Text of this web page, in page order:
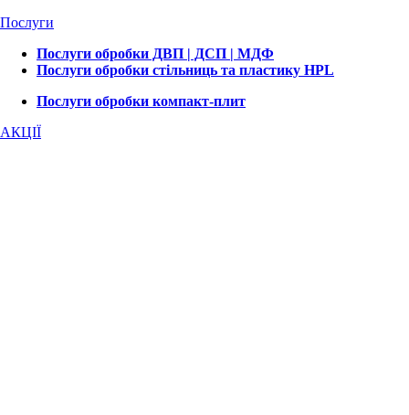
Послуги
Послуги обробки ДВП | ДСП | МДФ
Послуги обробки стільниць та пластику HPL
Послуги обробки компакт-плит
АКЦІЇ